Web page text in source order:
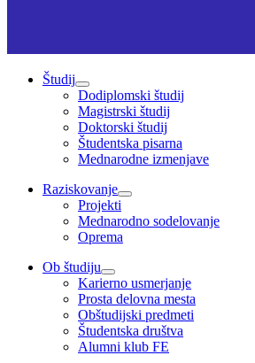
Študij
Dodiplomski študij
Magistrski študij
Doktorski študij
Študentska pisarna
Mednarodne izmenjave
Raziskovanje
Projekti
Mednarodno sodelovanje
Oprema
Ob študiju
Karierno usmerjanje
Prosta delovna mesta
Obštudijski predmeti
Študentska društva
Alumni klub FE